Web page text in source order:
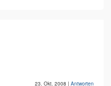
23. Okt. 2008 | Antworten